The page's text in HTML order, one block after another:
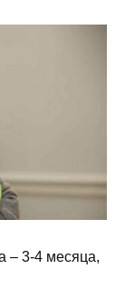
– 3-4 месяца,